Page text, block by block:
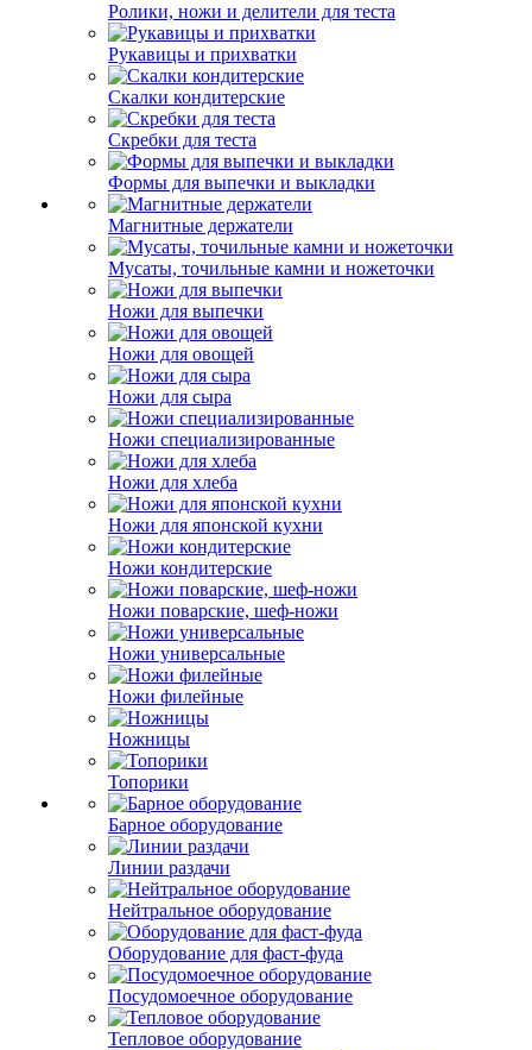
Ролики, ножи и делители для теста
Рукавицы и прихватки
Скалки кондитерские
Скребки для теста
Формы для выпечки и выкладки
Магнитные держатели
Мусаты, точильные камни и ножеточки
Ножи для выпечки
Ножи для овощей
Ножи для сыра
Ножи специализированные
Ножи для хлеба
Ножи для японской кухни
Ножи кондитерские
Ножи поварские, шеф-ножи
Ножи универсальные
Ножи филейные
Ножницы
Топорики
Барное оборудование
Линии раздачи
Нейтральное оборудование
Оборудование для фаст-фуда
Посудомоечное оборудование
Тепловое оборудование